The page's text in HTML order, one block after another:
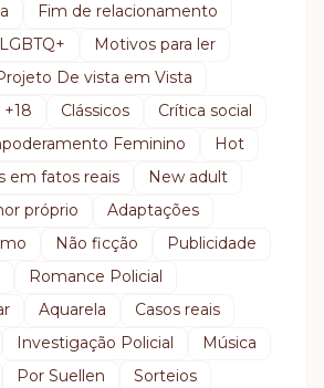
Fim de relacionamento
LGBTQ+
Motivos para ler
De vista em Vista
+18 Clássicos
Crítica social
Feminino
Hot
em fatos reais
New adult
próprio
Adaptações
Não ficção
Publicidade
Romance Policial
Aquarela
Casos reais
Investigação Policial
Música
Por Suellen
Sorteios